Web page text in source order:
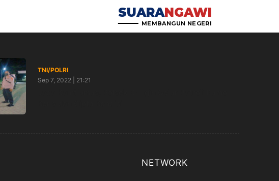
SUARANGAWI
MEMBANGUN NEGERI
TNI/POLRI
Sep 7, 2022 | 21:21
NETWORK